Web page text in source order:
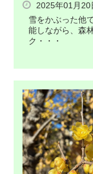
2025年01月20
雪をかぶった他
能しながら、森
ク・・・